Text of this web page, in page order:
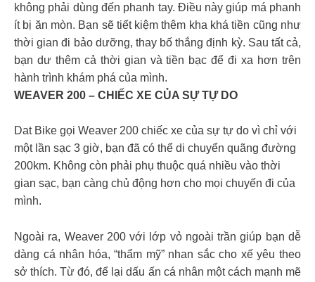
không phải dùng đến phanh tay. Điều này giúp má phanh
ít bị ăn mòn. Bạn sẽ tiết kiệm thêm kha khá tiền cũng như
thời gian đi bảo dưỡng, thay bố thắng định kỳ. Sau tất cả,
bạn dư thêm cả thời gian và tiền bạc để đi xa hơn trên
hành trình khám phá của mình.
WEAVER 200 – CHIẾC XE CỦA SỰ TỰ DO
Dat Bike gọi Weaver 200 chiếc xe của sự tự do vì chỉ với
một lần sạc 3 giờ, bạn đã có thể di chuyển quãng đường
200km. Không còn phải phụ thuộc quá nhiều vào thời
gian sạc, bạn càng chủ động hơn cho mọi chuyến đi của
mình.
Ngoài ra, Weaver 200 với lớp vỏ ngoài trần giúp bạn dễ
dàng cá nhân hóa, “thẩm mỹ” nhan sắc cho xế yêu theo
sở thích. Từ đó, để lại dấu ấn cá nhân một cách mạnh mẽ